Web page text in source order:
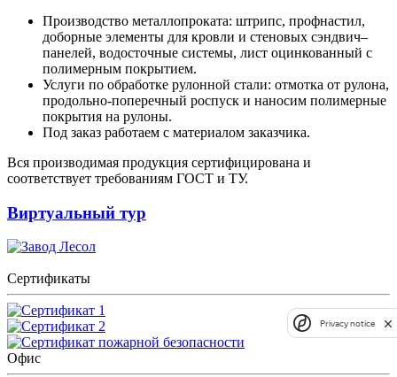
Производство металлопроката: штрипс, профнастил,
доборные элементы для кровли и стеновых сэндвич–
панелей, водосточные системы, лист оцинкованный с
полимерным покрытием.
Услуги по обработке рулонной стали: отмотка от рулона,
продольно-поперечный роспуск и наносим полимерные
покрытия на рулоны.
Под заказ работаем с материалом заказчика.
Вся производимая продукция сертифицирована и
соответствует требованиям ГОСТ и ТУ.
Виртуальный тур
Сертификаты
Офис
Privacy notice